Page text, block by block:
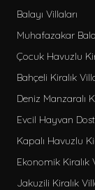
Balayı Villaları
Muhafazakar
Çocuk Havuzlu
Bahçeli Kiralık
Deniz Manzaralı
Evcil Hayvan
Kapalı Havuzlu
Ekonomik Kiralık
Jakuzili Kiralık